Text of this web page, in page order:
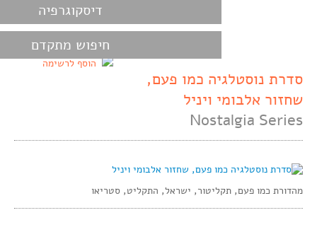
דיסקוגרפיה
חיפוש מתקדם
הוסף לרשימה
סדרת נוסטלגיה כמו פעם,
שחזור אלבומי ויניל
Nostalgia Series
מהדורת כמו פעם, תקליטור, ישראל, התקליט, סטריאו